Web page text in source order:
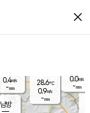
close
28.6℃
0.9m/s
-mm
0.0m/s
-mm
남방
0.4m/s
-mm